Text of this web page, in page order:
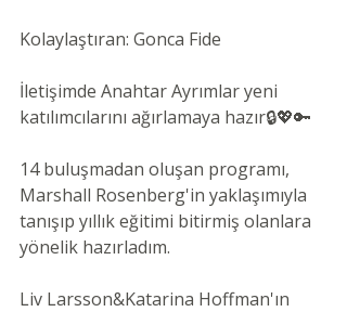
Kolaylaştıran: Gonca Fide
İletişimde Anahtar Ayrımlar yeni
katılımcılarını ağırlamaya hazır🔒💖🔑
14 buluşmadan oluşan programı,
Marshall Rosenberg'in yaklaşımıyla
tanışıp yıllık eğitimi bitirmiş olanlara
yönelik hazırladım.
Liv Larsson&Katarina Hoffman'ın